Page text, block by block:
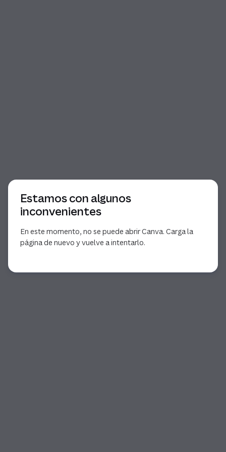
Estamos con algunos
inconvenientes
En este momento, no se puede abrir Canva. Carga la
página de nuevo y vuelve a intentarlo.